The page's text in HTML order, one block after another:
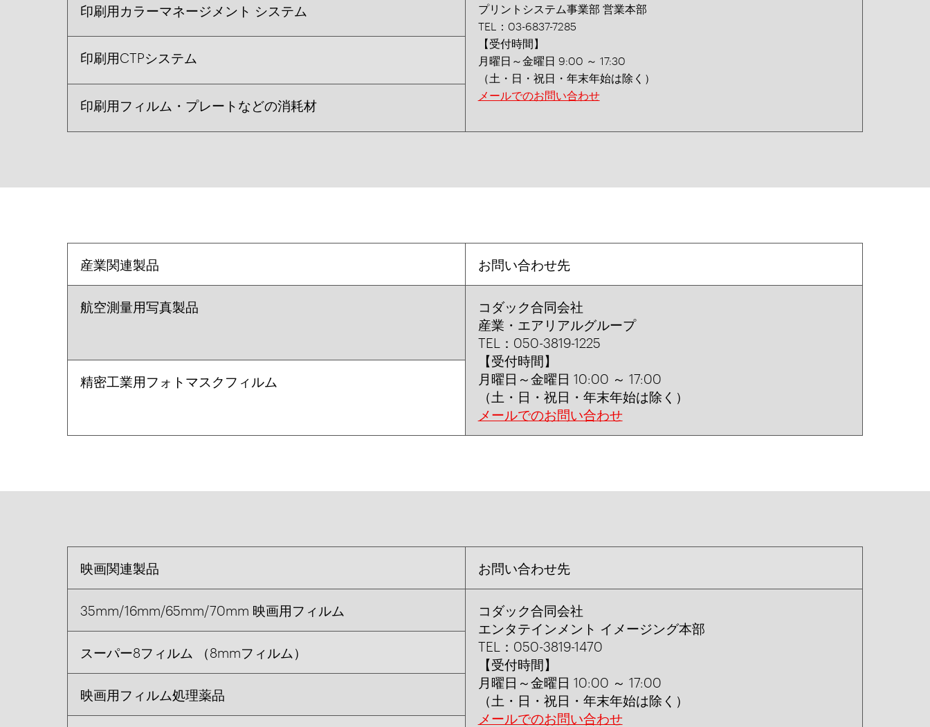
プリントシステム事業部 営業本部
TEL：03-6837-7285
【受付時間】
月曜日～金曜日 9:00 ～ 17:30
（土・日・祝日・年末年始は除く）
メールでのお問い合わせ
印刷用カラーマネージメント システム
印刷用CTPシステム
印刷用フィルム・プレートなどの消耗材
産業関連製品 お問い合わせ先
航空測量用写真製品
コダック合同会社
産業・エアリアルグループ
TEL：050-3819-1225
【受付時間】
月曜日～金曜日 10:00 ～ 17:00
（土・日・祝日・年末年始は除く）
メールでのお問い合わせ
精密工業用フォトマスクフィルム
映画関連製品 お問い合わせ先
35mm/16mm/65mm/70mm 映画用フィルム
コダック合同会社
エンタテインメント イメージング本部
TEL：050-3819-1470
【受付時間】
月曜日～金曜日 10:00 ～ 17:00
（土・日・祝日・年末年始は除く）
メールでのお問い合わせ
スーパー8フィルム （8mmフィルム）
映画用フィルム処理薬品